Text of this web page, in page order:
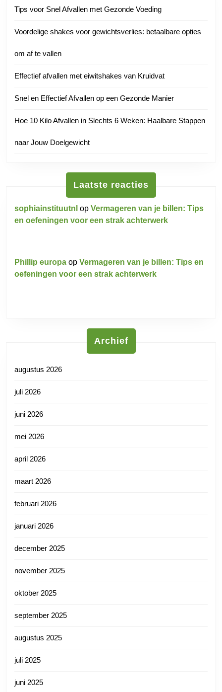
Tips voor Snel Afvallen met Gezonde Voeding
Voordelige shakes voor gewichtsverlies: betaalbare opties
om af te vallen
Effectief afvallen met eiwitshakes van Kruidvat
Snel en Effectief Afvallen op een Gezonde Manier
Hoe 10 Kilo Afvallen in Slechts 6 Weken: Haalbare Stappen
naar Jouw Doelgewicht
Laatste reacties
sophiainstituutnl op Vermageren van je billen: Tips
en oefeningen voor een strak achterwerk
Phillip europa op Vermageren van je billen: Tips en
oefeningen voor een strak achterwerk
Archief
augustus 2026
juli 2026
juni 2026
mei 2026
april 2026
maart 2026
februari 2026
januari 2026
december 2025
november 2025
oktober 2025
september 2025
augustus 2025
juli 2025
juni 2025